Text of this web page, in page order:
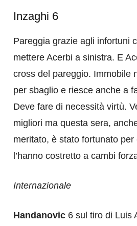
Inzaghi 6
Pareggia grazie agli infortuni
mettere Acerbi a sinistra. E
cross del pareggio. Immobile
per sbaglio e riesce anche a
Deve fare di necessità virtù.
migliori ma questa sera,
meritato, è stato fortunato
l’hanno costretto a cambi
Internazionale
Handanovic 6 sul tiro di Luis